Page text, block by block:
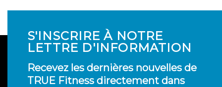
S'INSCRIRE À NOTRE
LETTRE D'INFORMATION
Recevez les dernières nouvelles de
TRUE Fitness directement dans